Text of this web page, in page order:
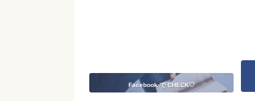
Facebook で CHECK♡